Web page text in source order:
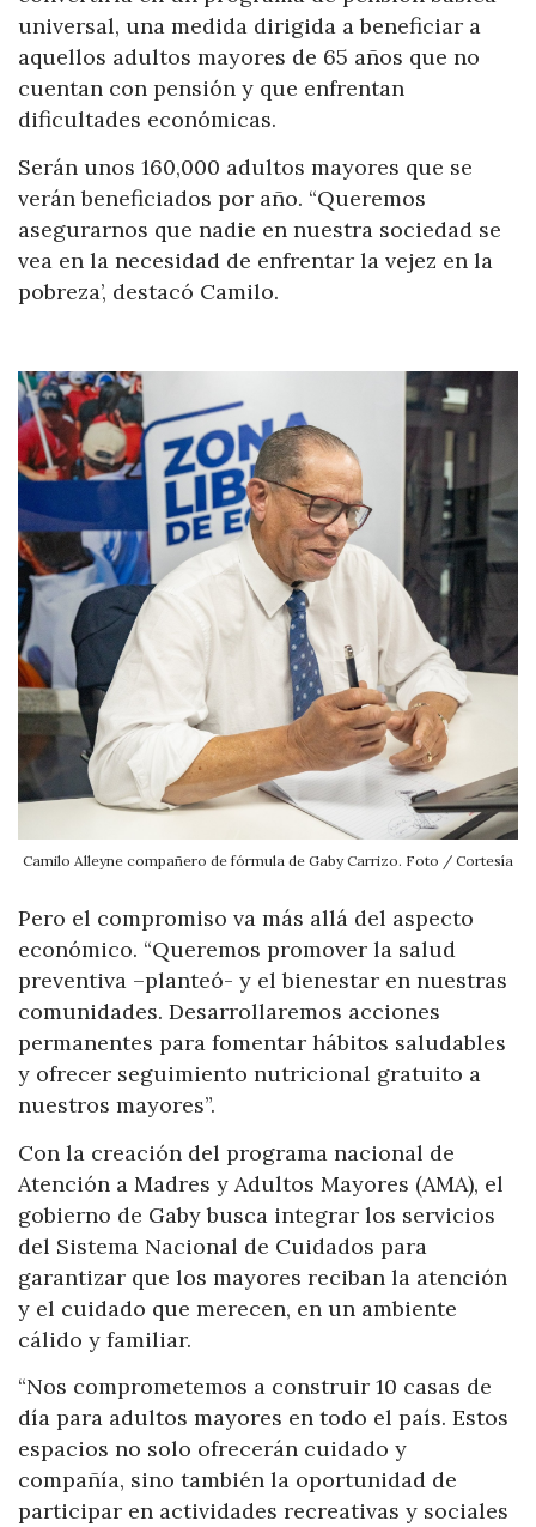
universal, una medida dirigida a beneficiar a
aquellos adultos mayores de 65 años que no
cuentan con pensión y que enfrentan
dificultades económicas.
Serán unos 160,000 adultos mayores que se
verán beneficiados por año. “Queremos
asegurarnos que nadie en nuestra sociedad se
vea en la necesidad de enfrentar la vejez en la
pobreza’, destacó Camilo.
Camilo Alleyne compañero de fórmula de Gaby Carrizo. Foto / Cortesía
Pero el compromiso va más allá del aspecto
económico. “Queremos promover la salud
preventiva –planteó- y el bienestar en nuestras
comunidades. Desarrollaremos acciones
permanentes para fomentar hábitos saludables
y ofrecer seguimiento nutricional gratuito a
nuestros mayores”.
Con la creación del programa nacional de
Atención a Madres y Adultos Mayores (AMA), el
gobierno de Gaby busca integrar los servicios
del Sistema Nacional de Cuidados para
garantizar que los mayores reciban la atención
y el cuidado que merecen, en un ambiente
cálido y familiar.
“Nos comprometemos a construir 10 casas de
día para adultos mayores en todo el país. Estos
espacios no solo ofrecerán cuidado y
compañía, sino también la oportunidad de
participar en actividades recreativas y sociales